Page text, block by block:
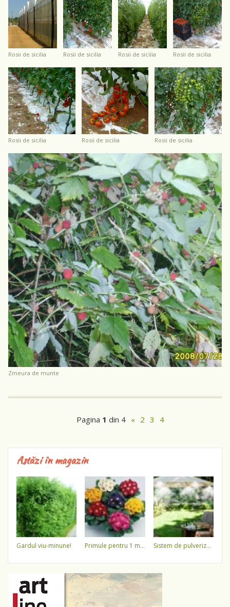
rosii de sicilia rosii de sicilia rosii de sicilia rosii de sicilia
rosii de sicilia rosii de sicilia rosii de sicilia
zmeura de munte
Pagina 1 din 4 « 2 3 4
Astăzi în magazin
gardul viu-minune! primule pentru 1 martie 3,5 lei / ghiveci !!!! sistem de pulverizare a apei